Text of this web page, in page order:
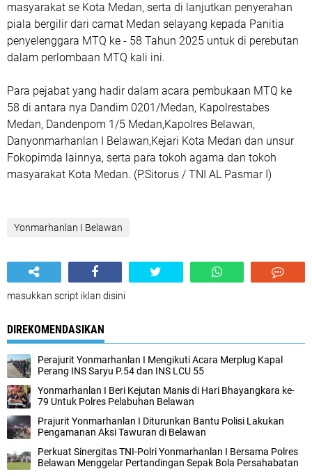
masyarakat se Kota Medan, serta di lanjutkan penyerahan
piala bergilir dari camat Medan selayang kepada Panitia
penyelenggara MTQ ke - 58 Tahun 2025 untuk di perebutan
dalam perlombaan MTQ kali ini.
Para pejabat yang hadir dalam acara pembukaan MTQ ke
58 di antara nya Dandim 0201/Medan, Kapolrestabes
Medan, Dandenpom 1/5 Medan,Kapolres Belawan,
Danyonmarhanlan I Belawan,Kejari Kota Medan dan unsur
Fokopimda lainnya, serta para tokoh agama dan tokoh
masyarakat Kota Medan. (P.Sitorus / TNI AL Pasmar I)
Yonmarhanlan I Belawan
masukkan script iklan disini
DIREKOMENDASIKAN
Perajurit Yonmarhanlan I Mengikuti Acara Merplug Kapal
Perang INS Saryu P.54 dan INS LCU 55
Yonmarhanlan I Beri Kejutan Manis di Hari Bhayangkara ke-
79 Untuk Polres Pelabuhan Belawan
Prajurit Yonmarhanlan I Diturunkan Bantu Polisi Lakukan
Pengamanan Aksi Tawuran di Belawan
Perkuat Sinergitas TNI-Polri Yonmarhanlan I Bersama Polres
Belawan Menggelar Pertandingan Sepak Bola Persahabatan